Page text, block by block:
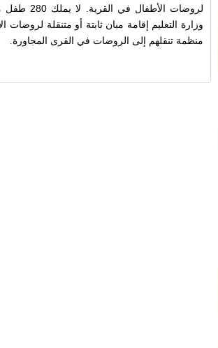
لروضات الأطفال في القرية.
لا
وزارة التعليم إقامة مبان ثابتة أو متنقلة لروضات
منظمة تنقلهم إلى الروضات في القرى المجاورة.